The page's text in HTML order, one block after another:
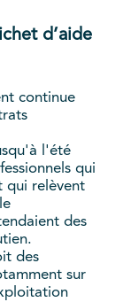
d’aide
continue
l'été
qui
qui relèvent
des
des
sur